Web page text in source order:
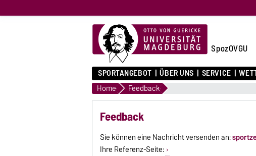
SpozOVGU
SPORTANGEBOT ÜBER UNS SERVICE
Home Feedback
Feedback
Sie können eine Nachricht versenden an:
Ihre Referenz-Seite: